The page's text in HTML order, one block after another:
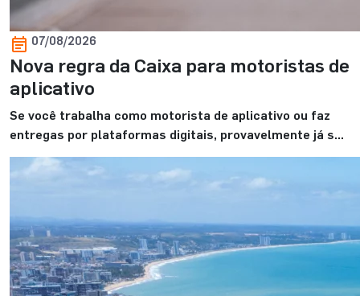
07/08/2026
Nova regra da Caixa para motoristas de
aplicativo
Se você trabalha como motorista de aplicativo ou faz
entregas por plataformas digitais, provavelmente já se
perguntou se essa renda é suficiente para financiar um
imóvel e realizar o sonho da casa própria. E, mais do que
isso, se o banco realmente reconhece esses ganhos